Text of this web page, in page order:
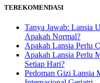
TEREKOMENDASI
Tanya Jawab: Lansia
Apakah Normal?
Apakah Lansia Perlu
Apakah Lansia Perlu
Setiap Hari?
Pedoman Gizi Lansia